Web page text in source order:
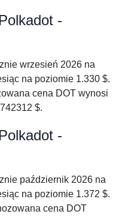
-
wrzesień 2026 na
na poziomie 1.330 $.
cena DOT wynosi
$.
-
październik 2026 na
na poziomie 1.372 $.
cena DOT